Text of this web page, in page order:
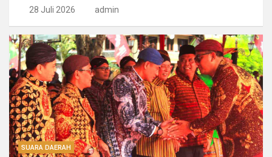
28 Juli 2026 admin
SUARA DAERAH